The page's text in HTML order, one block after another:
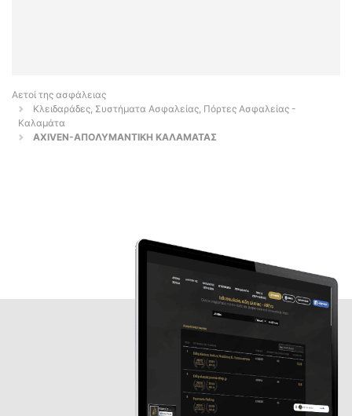
Αετοί της ασφάλειας
Κλειδαράδες, Συστήματα Ασφαλείας, Πόρτες Ασφαλείας -
Καλαμάτα
AXIVEN-ΑΠΟΛΥΜΑΝΤΙΚΗ ΚΑΛΑΜΑΤΑΣ